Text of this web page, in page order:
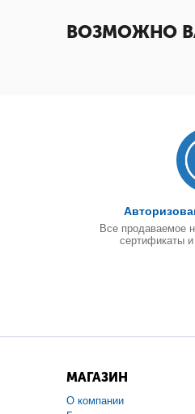
ВОЗМОЖНО
Все продаваемое
сертификаты
МАГАЗИН
О компании